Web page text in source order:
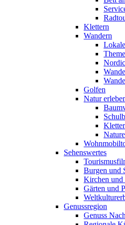
Klettern
Wandern
Golfen
Natur
Sehenswertes
Burgen und
Kirchen und
Gärten und
Genussregion
Genuss